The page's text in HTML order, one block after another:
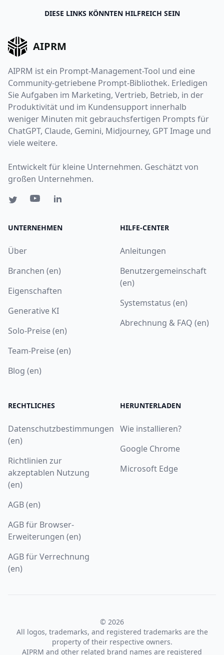
DIESE LINKS KÖNNTEN HILFREICH SEIN
AIPRM
AIPRM ist ein Prompt-Management-Tool und eine
Community-getriebene Prompt-Bibliothek. Erledigen
Sie Aufgaben im Marketing, Vertrieb, Betrieb, in der
Produktivität und im Kundensupport innerhalb
weniger Minuten mit gebrauchsfertigen Prompts für
ChatGPT, Claude, Gemini, Midjourney, GPT Image und
viele weitere.
Entwickelt für kleine Unternehmen. Geschätzt von
großen Unternehmen.
UNTERNEHMEN
Über
Branchen (en)
Eigenschaften
Generative KI
Solo-Preise (en)
Team-Preise (en)
Blog (en)
HILFE-CENTER
Anleitungen
Benutzergemeinschaft
(en)
Systemstatus (en)
Abrechnung & FAQ (en)
RECHTLICHES
Datenschutzbestimmungen
(en)
Richtlinien zur
akzeptablen Nutzung
(en)
AGB (en)
AGB für Browser-
Erweiterungen (en)
AGB für Verrechnung
(en)
HERUNTERLADEN
Wie installieren?
Google Chrome
Microsoft Edge
© 2026
All logos, trademarks, and registered trademarks are the
property of their respective owners.
AIPRM and other related brand names are registered